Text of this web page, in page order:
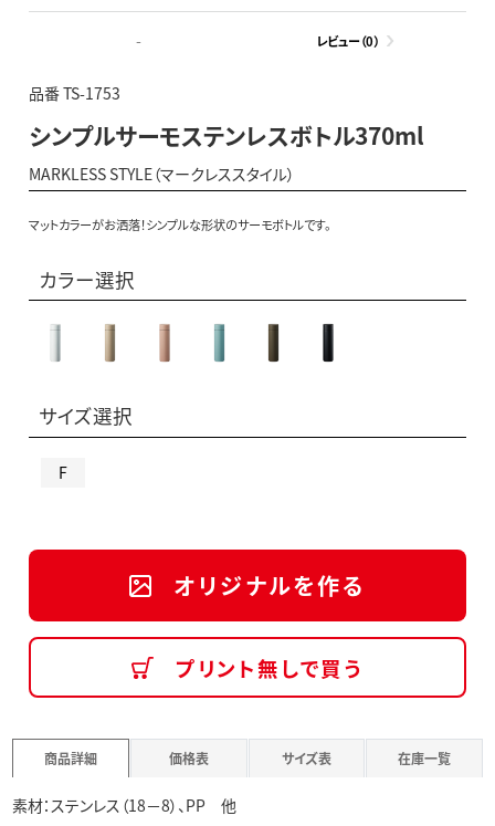
- レビュー（0）
品番 TS-1753
シンプルサーモステンレスボトル370ml
MARKLESS STYLE（マークレススタイル）
マットカラーがお洒落！シンプルな形状のサーモボトルです。
カラー選択
サイズ選択
F
オリジナルを作る
プリント無しで買う
商品詳細 価格表 サイズ表 在庫一覧
素材：ステンレス（18－8）、PP 他